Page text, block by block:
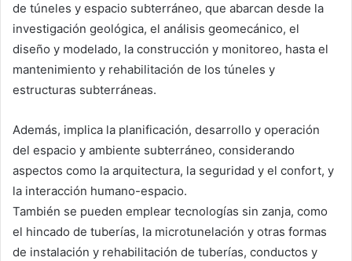
de túneles y espacio subterráneo, que abarcan desde la
investigación geológica, el análisis geomecánico, el
diseño y modelado, la construcción y monitoreo, hasta el
mantenimiento y rehabilitación de los túneles y
estructuras subterráneas.
Además, implica la planificación, desarrollo y operación
del espacio y ambiente subterráneo, considerando
aspectos como la arquitectura, la seguridad y el confort, y
la interacción humano-espacio.
También se pueden emplear tecnologías sin zanja, como
el hincado de tuberías, la microtunelación y otras formas
de instalación y rehabilitación de tuberías, conductos y